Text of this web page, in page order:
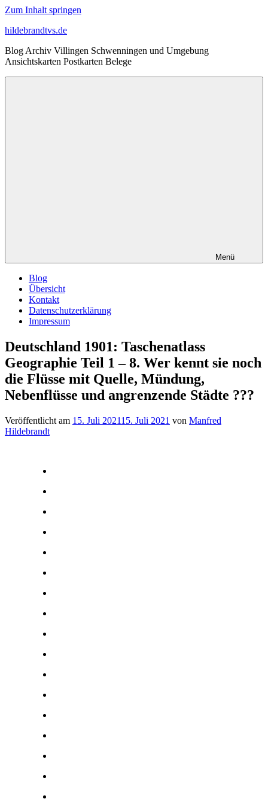
Zum Inhalt springen
hildebrandtvs.de
Blog Archiv Villingen Schwenningen und Umgebung
Ansichtskarten Postkarten Belege
Menü
Blog
Übersicht
Kontakt
Datenschutzerklärung
Impressum
Deutschland 1901: Taschenatlass
Geographie Teil 1 – 8. Wer kennt sie noch
die Flüsse mit Quelle, Mündung,
Nebenflüsse und angrenzende Städte ???
Veröffentlicht am 15. Juli 202115. Juli 2021 von Manfred
Hildebrandt